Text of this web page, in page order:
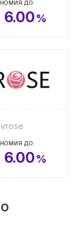
ДО:
6.00%
Ivrose
ДО:
6.00%